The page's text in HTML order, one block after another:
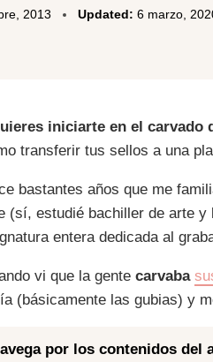
2013 Updated: 6 marzo,
iniciarte en el carvado
transferir tus sellos a una
bastantes años que me
(sí, estudié bachiller de arte
entera dedicada al
vi que la gente carvaba
(básicamente las gubias) y
por los contenidos del